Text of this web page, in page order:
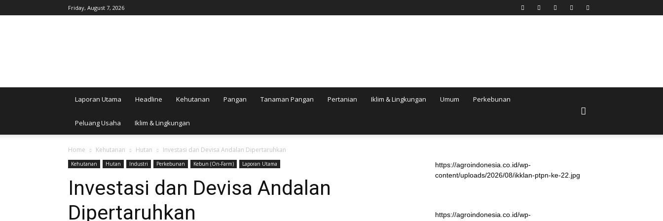
Friday, August 7, 2026
Laporan Utama Headline Kehutanan Pangan Tanaman Pangan Pertanian Iklim & Lingkungan Umum Perkebunan
Peluang Usaha Iklim & Lingkungan
Home Kehutanan Hutan Investasi dan Devisa Andalan Dipertaruhkan
Kehutanan Hutan Industri Perkebunan Kebun (On-Farm) Laporan Utama
Investasi dan Devisa Andalan
Dipertaruhkan
https://agroindonesia.co.id/wp-
content/uploads/2026/08/ikklan-ptpn-ke-22.jpg
https://agroindonesia.co.id/wp-